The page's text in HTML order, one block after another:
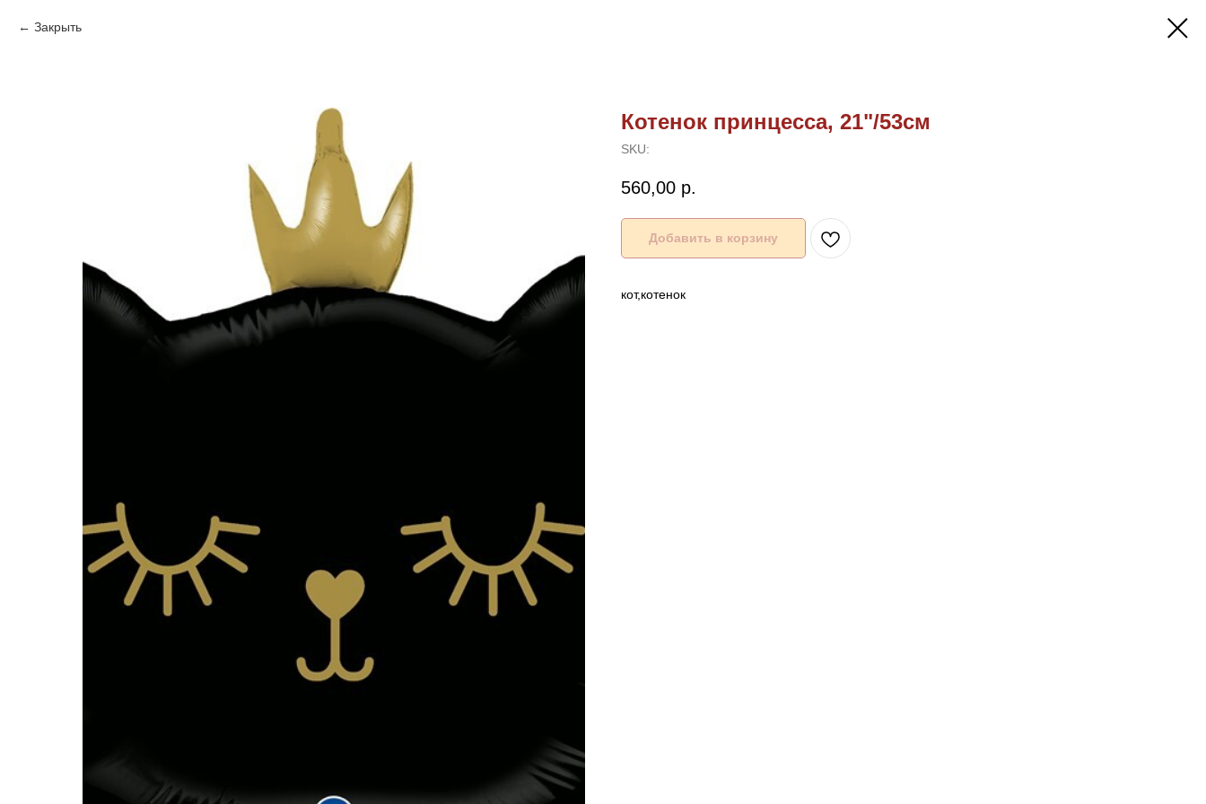
Закрыть
Котенок принцесса, 21"/53см
SKU:
560,00 р.
Добавить в корзину
кот,котенок